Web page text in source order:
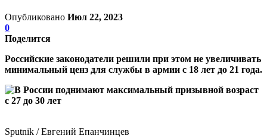
Опубликовано Июл 22, 2023
0
Поделится
Российские законодатели решили при этом не увеличивать
минимальный ценз для службы в армии с 18 лет до 21 года.
Sputnik / Евгений Епанчинцев